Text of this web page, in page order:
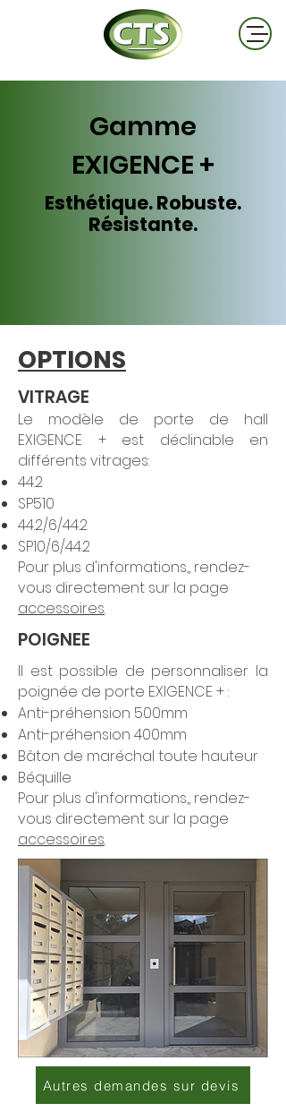
Gamme
EXIGENCE +
Esthétique. Robuste.
Résistante.
OPTIONS
VITRAGE
Le modèle de porte de hall
EXIGENCE + est déclinable en
différents vitrages:
44.2
SP510
44.2/6/44.2
SP10/6/44.2
Pour plus d'informations,, rendez-
vous directement sur la page
accessoires.
POIGNEE
Il est possible de personnaliser la
poignée de porte EXIGENCE + :
Anti-préhension 500mm
Anti-préhension 400mm
Bâton de maréchal toute hauteur
Béquille
Pour plus d'informations,, rendez-
vous directement sur la page
accessoires.
Autres demandes sur devis